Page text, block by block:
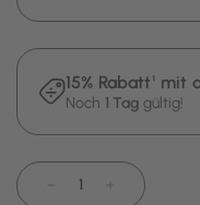
15% Rabatt¹ mit
Noch 1 Tag gültig!